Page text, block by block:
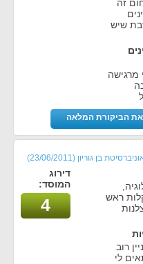
זה
שיש
מרגישה
הביקורת המלאה
בן גוריון (23/06/2011)
ראש
רוב
לי
דירוג
המוסד:
4